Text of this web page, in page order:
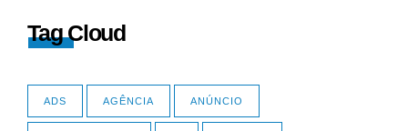
Tag Cloud
ADS AGÊNCIA ANÚNCIO